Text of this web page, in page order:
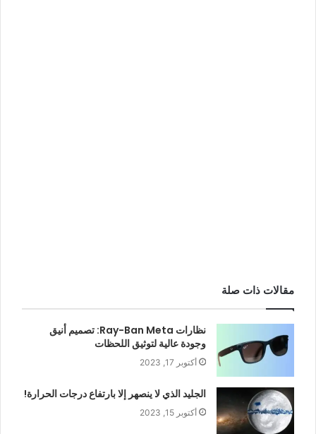
مقالات ذات صلة
نظارات Ray-Ban Meta: تصميم أنيق
وجودة عالية لتوثيق اللحظات
أكتوبر 17, 2023
الجليد الذي لا ينصهر إلا بارتفاع درجات الحرارة!
أكتوبر 15, 2023